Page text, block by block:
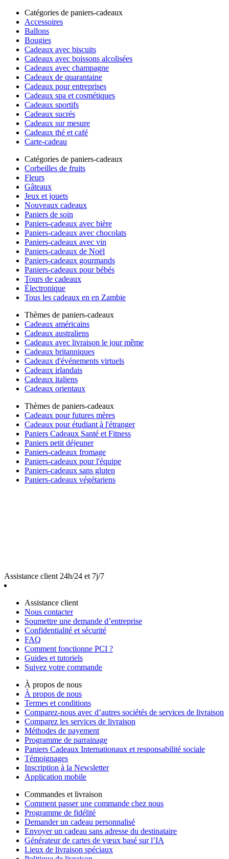
Catégories de paniers-cadeaux
Accessoires
Ballons
Bougies
Cadeaux avec biscuits
Cadeaux avec boissons alcolisées
Cadeaux avec champagne
Cadeaux de quarantaine
Cadeaux pour entreprises
Cadeaux spa et cosmétiques
Cadeaux sportifs
Cadeaux sucrés
Cadeaux sur mesure
Cadeaux thé et café
Carte-cadeau
Catégories de paniers-cadeaux
Corbeilles de fruits
Fleurs
Gâteaux
Jeux et jouets
Nouveaux cadeaux
Paniers de soin
Paniers-cadeaux avec bière
Paniers-cadeaux avec chocolats
Paniers-cadeaux avec vin
Paniers-cadeaux de Noël
Paniers-cadeaux gourmands
Paniers-cadeaux pour bébés
Tours de cadeaux
Électronique
Tous les cadeaux en en Zambie
Thèmes de paniers-cadeaux
Cadeaux américains
Cadeaux australiens
Cadeaux avec livraison le jour même
Cadeaux britanniques
Cadeaux d'événements virtuels
Cadeaux irlandais
Cadeaux italiens
Cadeaux orientaux
Thèmes de paniers-cadeaux
Cadeaux pour futures mères
Cadeaux pour étudiant à l'étranger
Paniers Cadeaux Santé et Fitness
Paniers petit déjeuner
Paniers-cadeaux fromage
Paniers-cadeaux pour l'équipe
Paniers-cadeaux sans gluten
Paniers-cadeaux végétariens
Assistance client 24h/24 et 7j/7
Assistance client
Nous contacter
Soumettre une demande d’entreprise
Confidentialité et sécurité
FAQ
Comment fonctionne PCI ?
Guides et tutoriels
Suivez votre commande
À propos de nous
À propos de nous
Termes et conditions
Comparez-nous avec d’autres sociétés de services de livraison
Comparez les services de livraison
Méthodes de payement
Programme de parrainage
Paniers Cadeaux Internationaux et responsabilité sociale
Témoignages
Inscription à la Newsletter
Application mobile
Commandes et livraison
Comment passer une commande chez nous
Programme de fidélité
Demander un cadeau personnalisé
Envoyer un cadeau sans adresse du destinataire
Générateur de cartes de vœux basé sur l’IA
Lieux de livraison spéciaux